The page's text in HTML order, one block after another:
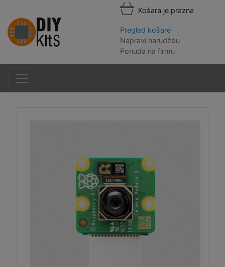
Košara je prazna
Pregled košare
Napravi narudžbu
Ponuda na firmu